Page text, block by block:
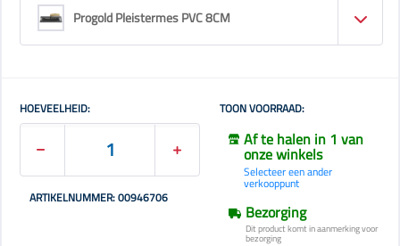
Progold Pleistermes PVC 8CM
HOEVEELHEID:
ARTIKELNUMMER: 00946706
TOON VOORRAAD:
Af te halen in 1 van
onze winkels
Selecteer een ander
verkooppunt
Bezorging
Dit product komt in aanmerking voor
bezorging